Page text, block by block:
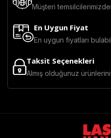
Müşteri
En Uygun Fiyat
En uygun fiyatları
Taksit Seçenekleri
Almış olduğunuz